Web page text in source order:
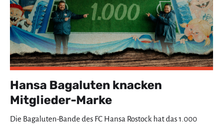
Hansa Bagaluten knacken
Mitglieder-Marke
Die Bagaluten-Bande des FC Hansa Rostock hat das 1.000